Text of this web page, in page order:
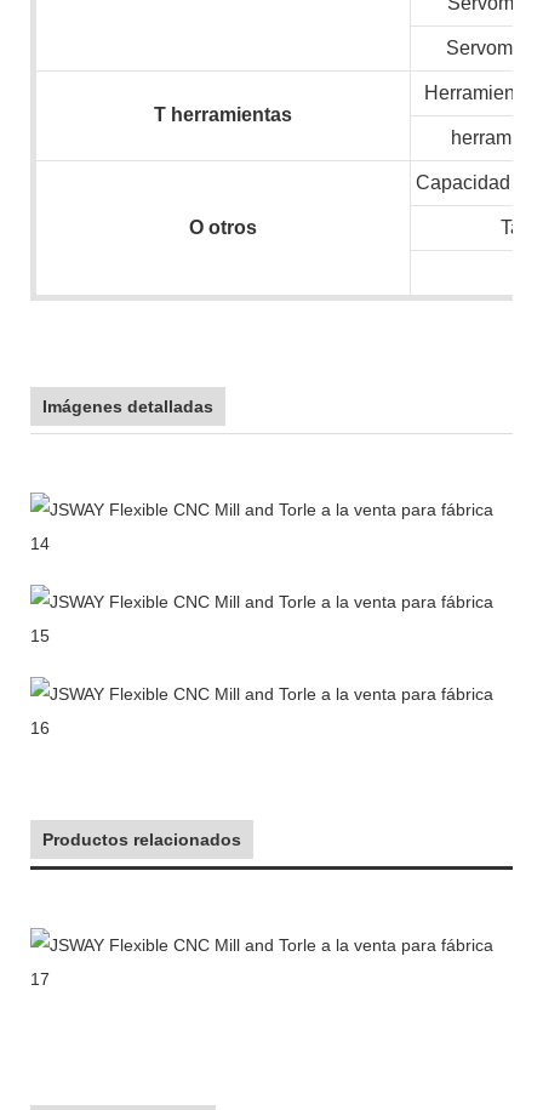
T herramientas
O otros
Capacidad
Imágenes detalladas
Productos relacionados